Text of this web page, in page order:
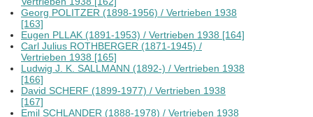
Georg POLITZER (1898-1956) / Vertrieben 1938
[163]
Eugen PLLAK (1891-1953) / Vertrieben 1938 [164]
Carl Julius ROTHBERGER (1871-1945) /
Vertrieben 1938 [165]
Ludwig J. K. SALLMANN (1892-) / Vertrieben 1938
[166]
David SCHERF (1899-1977) / Vertrieben 1938
[167]
Emil SCHLANDER (1888-1978) / Vertrieben 1938